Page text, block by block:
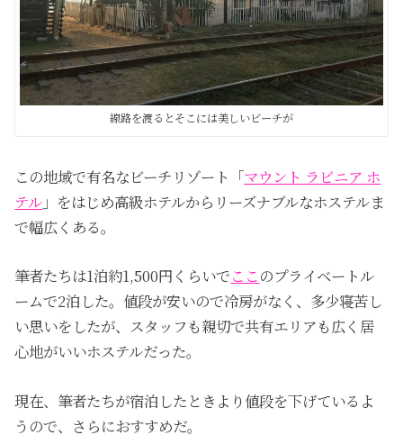
線路を渡るとそこには美しいビーチが
この地域で有名なビーチリゾート「マウント ラビニア ホ
テル 」をはじめ高級ホテルからリーズナブルなホステルま
で幅広くある。
筆者たちは1泊約1,500円くらいでここのプライベートル
ームで2泊した。値段が安いので冷房がなく、多少寝苦し
い思いをしたが、スタッフも親切で共有エリアも広く居
心地がいいホステルだった。
現在、筆者たちが宿泊したときより値段を下げているよ
うので、さらにおすすめだ。